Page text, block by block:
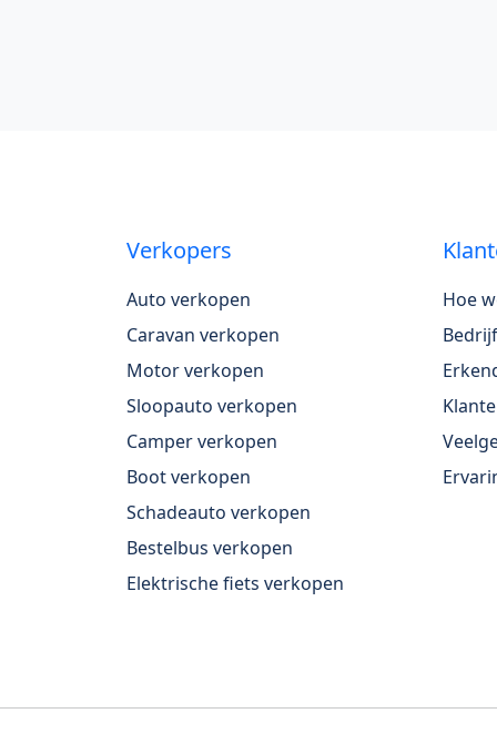
Verkopers
Auto verkopen
Caravan verkopen
Motor verkopen
Sloopauto verkopen
Camper verkopen
Boot verkopen
Schadeauto verkopen
Bestelbus verkopen
Elektrische fiets verkopen
Hoe